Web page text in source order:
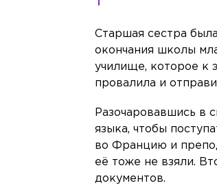
Старшая сестра
окончания школы
училище, которое к
провалила и
Разочаровавшись в
языка, чтобы
во Францию и
её тоже не взяли.
документов.